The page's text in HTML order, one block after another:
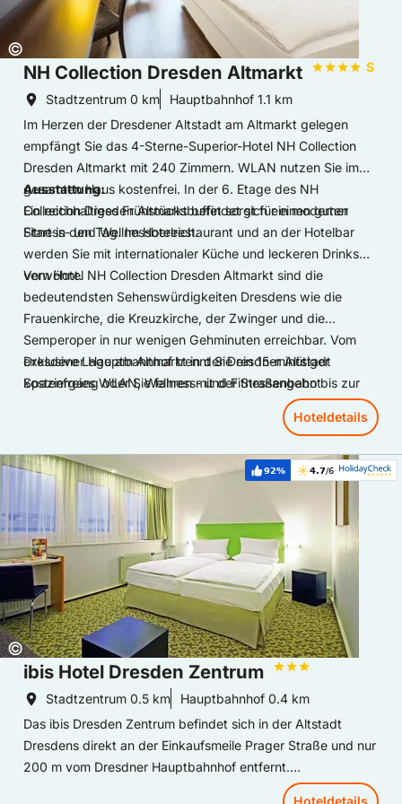
Copyright:
©
NH Collection Dresden Altmarkt S
Stadtzentrum 0 km Hauptbahnhof 1.1 km
Im Herzen der Dresdener Altstadt am Altmarkt gelegen
empfängt Sie das 4-Sterne-Superior-Hotel NH Collection
Dresden Altmarkt mit 240 Zimmern. WLAN nutzen Sie im
gesamten Haus kostenfrei. In der 6. Etage des NH
Collection Dresden Altmarkt befindet sich ein moderner
Fitness- und Wellnessbereich.
Ausstattung:
Ein reichhaltiges Frühstücksbuffet sorgt für einen guten
Start in den Tag. Im Hotelrestaurant und an der Hotelbar
werden Sie mit internationaler Küche und leckeren Drinks
verwöhnt.
Vom Hotel NH Collection Dresden Altmarkt sind die
bedeutendsten Sehenswürdigkeiten Dresdens wie die
Frauenkirche, die Kreuzkirche, der Zwinger und die
Semperoper in nur wenigen Gehminuten erreichbar. Vom
Dresdener Hauptbahnhof trennt Sie ein 15-minütiger
Spaziergang oder Sie fahren mit der Straßenbahn bis zur
nahe gelegenen Haltestelle Pirnaischer Platz.
exklusive Lage am Altmarkt in der Dresdner Altstadt
kostenfreies WLAN, Wellness- und Fitnessangebot
Hoteldetails
Copyright:
©
Weiterempfehlung:
92% Bewertung:
4.7/6
ibis Hotel Dresden Zentrum
Stadtzentrum 0.5 km Hauptbahnhof 0.4 km
Das ibis Dresden Zentrum befindet sich in der Altstadt
Dresdens direkt an der Einkaufsmeile Prager Straße und nur
200 m vom Dresdner Hauptbahnhof entfernt.
In diesem 2-Sterne-Hotel erwarten Sie Gratis-WLAN im
Hoteldetails
Hoteldetails: ibis Hotel Dresden Zentrum